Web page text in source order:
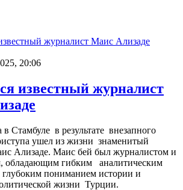
20:06
известный журналист
Стамбуле в результате внезапного
ушел из жизни знаменитый
Ализаде. Маис бей был журналистом и
обладающим гибким аналитическим
пониманием истории и
жизни Турции.